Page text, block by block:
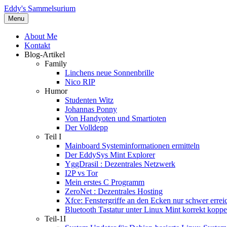
Eddy's Sammelsurium
Menu
About Me
Kontakt
Blog-Artikel
Family
Linchens neue Sonnenbrille
Nico RIP
Humor
Studenten Witz
Johannas Ponny
Von Handyoten und Smartioten
Der Volldepp
Teil I
Mainboard Systeminformationen ermitteln
Der EddySys Mint Explorer
YggDrasil : Dezentrales Netzwerk
I2P vs Tor
Mein erstes C Programm
ZeroNet : Dezentrales Hosting
Xfce: Fenstergriffe an den Ecken nur schwer
Bluetooth Tastatur unter Linux Mint korrekt
Teil-1I